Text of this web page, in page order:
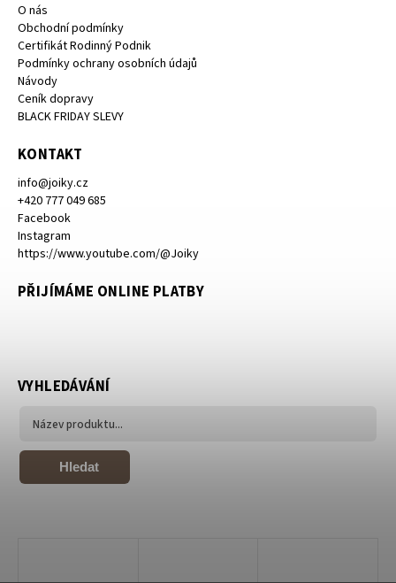
O nás
Obchodní podmínky
Certifikát Rodinný Podnik
Podmínky ochrany osobních údajů
Návody
Ceník dopravy
BLACK FRIDAY SLEVY
KONTAKT
info@joiky.cz
+420 777 049 685
Facebook
Instagram
https://www.youtube.com/@Joiky
PŘIJÍMÁME ONLINE PLATBY
VYHLEDÁVÁNÍ
Hledat